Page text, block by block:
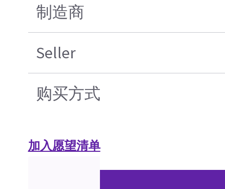
制造商
Seller
购买方式
加入愿望清单